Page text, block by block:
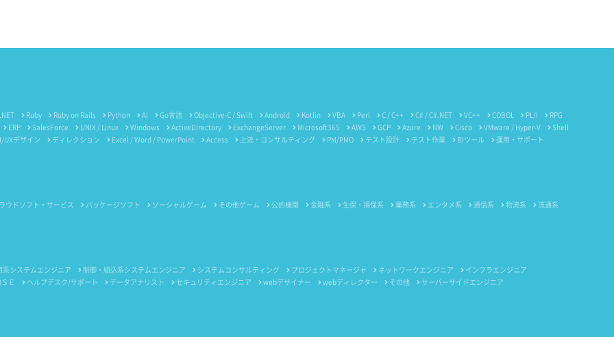
Ruby Ruby on Rails Python AI Go言語 Objective-C / Swift Android Kotlin VBA Perl C / C++ C# / C#.NET VC++ COBOL PL/I
RPG
ERP
SalesForce UNIX / Linux Windows ActiveDirectory ExchangeServer Microsoft365 AWS GCP Azure NW Cisco VMware / Hyper-V
Shell
UXデザイン
ディレクション Excel / Word / PowerPoint Access 上流・コンサルティング PM/PMO テスト設計 テスト作業 BIツール 運用・サポート
ウドソフト・サービス パッケージソフト ソーシャルゲーム その他ゲーム 公的機関 金融系 生保・損保系 業務系 エンタメ系 通信系 物流系 流通系
系システムエンジニア 制御・組込系システムエンジニア システムコンサルティング プロジェクトマネージャ ネットワークエンジニア
インフラエンジニア
Ｅ
ヘルプデスク/サポート データアナリスト セキュリティエンジニア webデザイナー webディレクター その他 サーバーサイドエンジニア